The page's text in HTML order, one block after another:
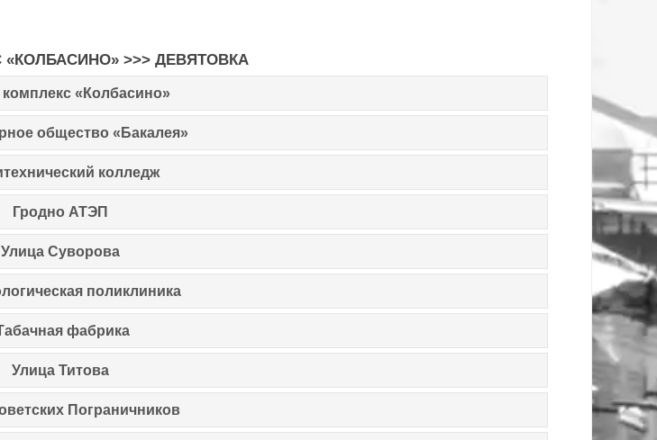
>>> ДЕВЯТОВКА
«Колбасино»
общество «Бакалея»
колледж
Гродно АТЭП
Улица Суворова
поликлиника
фабрика
Улица Титова
Пограничников